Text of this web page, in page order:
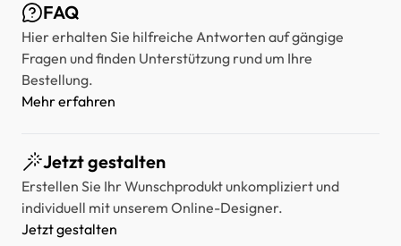
FAQ
Hier erhalten Sie hilfreiche Antworten auf gängige
Fragen und finden Unterstützung rund um Ihre
Bestellung.
Mehr erfahren
Jetzt gestalten
Erstellen Sie Ihr Wunschprodukt unkompliziert und
individuell mit unserem Online-Designer.
Jetzt gestalten